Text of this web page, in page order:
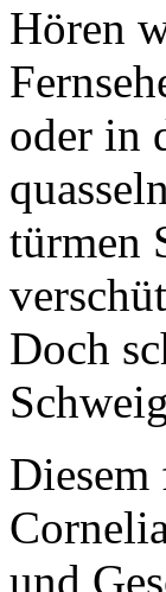
Hören
oder in
türmen
Doch
und